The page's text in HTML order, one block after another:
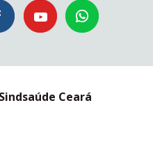
Sindsaúde Ceará